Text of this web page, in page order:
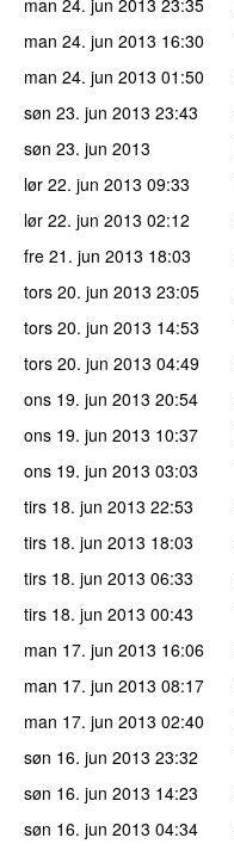
man 24. jun 2013 16:30
man 24. jun 2013 01:50
søn 23. jun 2013 23:43
søn 23. jun 2013
lør 22. jun 2013 09:33
lør 22. jun 2013 02:12
fre 21. jun 2013 18:03
tors 20. jun 2013 23:05
tors 20. jun 2013 14:53
tors 20. jun 2013 04:49
ons 19. jun 2013 20:54
ons 19. jun 2013 10:37
ons 19. jun 2013 03:03
tirs 18. jun 2013 22:53
tirs 18. jun 2013 18:03
tirs 18. jun 2013 06:33
tirs 18. jun 2013 00:43
man 17. jun 2013 16:06
man 17. jun 2013 08:17
man 17. jun 2013 02:40
søn 16. jun 2013 23:32
søn 16. jun 2013 14:23
søn 16. jun 2013 04:34